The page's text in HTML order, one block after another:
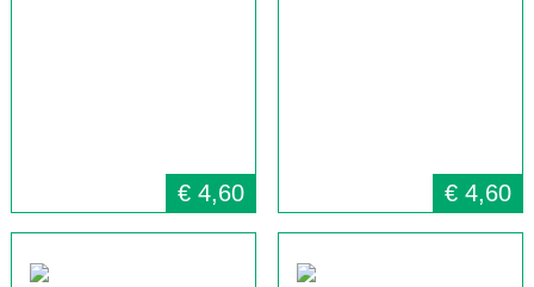
€ 4,60 € 4,60